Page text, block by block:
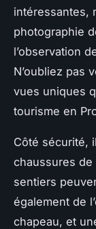
intéressantes,
photographie
l’observation
N’oubliez pas
vues uniques
tourisme en
Côté sécurité,
chaussures de
sentiers
également de
chapeau, et